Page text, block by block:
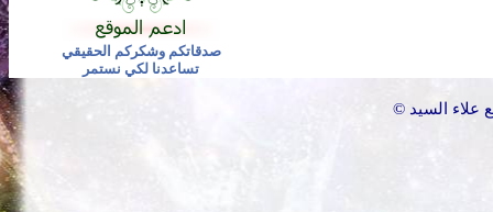
صدقاتكم وشكركم الحقيقي
تساعدنا لكي نستمر
© السيد